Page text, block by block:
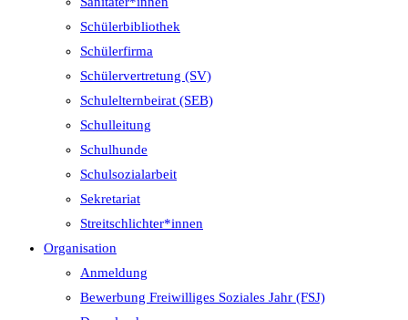
Schülerbibliothek
Schülerfirma
Schülervertretung (SV)
Schulelternbeirat (SEB)
Schulleitung
Schulhunde
Schulsozialarbeit
Sekretariat
Streitschlichter*innen
Organisation
Anmeldung
Bewerbung Freiwilliges Soziales Jahr (FSJ)